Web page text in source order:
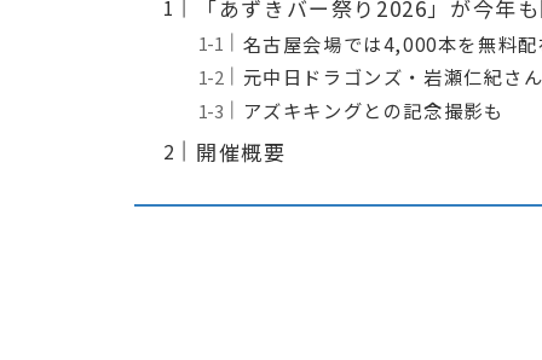
「あずきバー祭り2026」が今年
名古屋会場では4,000本を無料配
元中日ドラゴンズ・岩瀬仁紀さ
アズキキングとの記念撮影も
開催概要